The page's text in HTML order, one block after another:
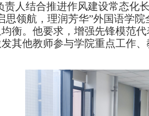
责人结合推进作风建设常态化
思领航，理润芳华”外国语学
衡。他要求，增强先锋模范
其他教师参与学院重点工作